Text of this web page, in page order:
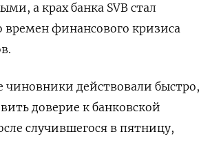
а крах банка SVB стал
финансового кризиса
чиновники действовали быстро,
доверие к банковской
случившегося в пятницу,